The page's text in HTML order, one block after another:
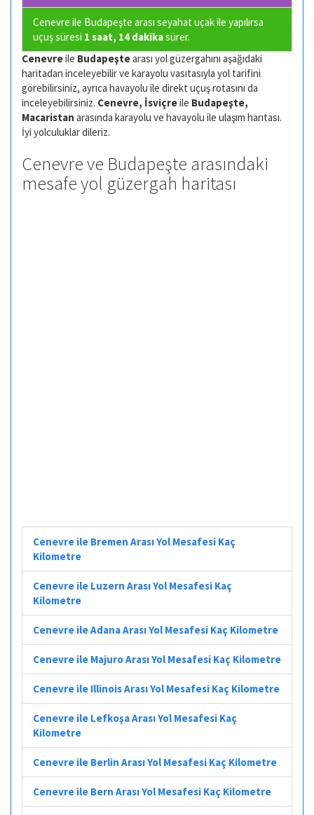
Cenevre ile Budapeşte arası seyahat uçak ile yapılırsa
uçuş süresi 1 saat, 14 dakikasürer.
Cenevreile Budapeştearası yol güzergahını aşağıdaki
haritadan inceleyebilir ve karayolu vasıtasıyla yol tarifini
görebilirsiniz, ayrıca havayolu ile direkt uçuş rotasını da
inceleyebilirsiniz. Cenevre, İsviçreile Budapeşte,
Macaristan arasında karayolu ve havayolu ile ulaşım harıtası.
İyi yolculuklar dileriz.
Cenevre ve Budapeşte arasındaki
mesafe yol güzergah haritası
Cenevre ile Bremen Arası Yol Mesafesi Kaç
Kilometre
Cenevre ile Luzern Arası Yol Mesafesi Kaç
Kilometre
Cenevre ile Adana Arası Yol Mesafesi Kaç Kilometre
Cenevre ile Majuro Arası Yol Mesafesi Kaç Kilometre
Cenevre ile Illinois Arası Yol Mesafesi Kaç Kilometre
Cenevre ile Lefkoşa Arası Yol Mesafesi Kaç
Kilometre
Cenevre ile Berlin Arası Yol Mesafesi Kaç Kilometre
Cenevre ile Bern Arası Yol Mesafesi Kaç Kilometre